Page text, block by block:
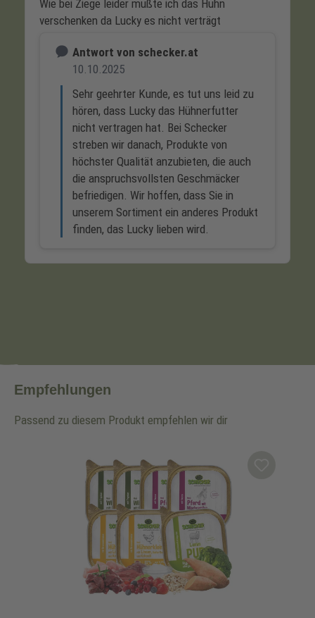
Empfehlungen
Passend zu diesem Produkt empfehlen wir dir